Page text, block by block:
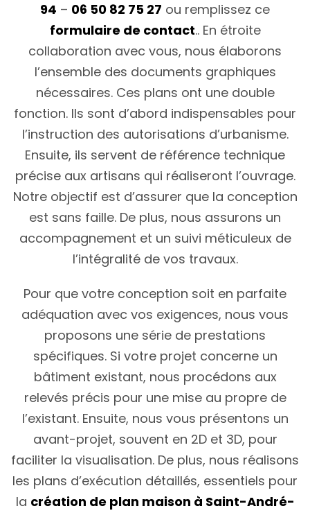
94 – 06 50 82 75 27 ou remplissez ce
formulaire de contact.. En étroite
collaboration avec vous, nous élaborons
l’ensemble des documents graphiques
nécessaires. Ces plans ont une double
fonction. Ils sont d’abord indispensables pour
l’instruction des autorisations d’urbanisme.
Ensuite, ils servent de référence technique
précise aux artisans qui réaliseront l’ouvrage.
Notre objectif est d’assurer que la conception
est sans faille. De plus, nous assurons un
accompagnement et un suivi méticuleux de
l’intégralité de vos travaux.
Pour que votre conception soit en parfaite
adéquation avec vos exigences, nous vous
proposons une série de prestations
spécifiques. Si votre projet concerne un
bâtiment existant, nous procédons aux
relevés précis pour une mise au propre de
l’existant. Ensuite, nous vous présentons un
avant-projet, souvent en 2D et 3D, pour
faciliter la visualisation. De plus, nous réalisons
les plans d’exécution détaillés, essentiels pour
la création de plan maison à Saint-André-